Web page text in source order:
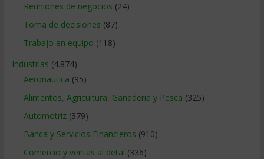
Reuniones de negocios (24)
Toma de decisiones (87)
Trabajo en equipo (118)
Industrias (4.874)
Aeronautica (95)
Alimentos, Agricultura, Ganaderia y Pesca (325)
Automotriz(379)
Banca y Servicios Financieros (910)
Comercio y ventas al detal (336)